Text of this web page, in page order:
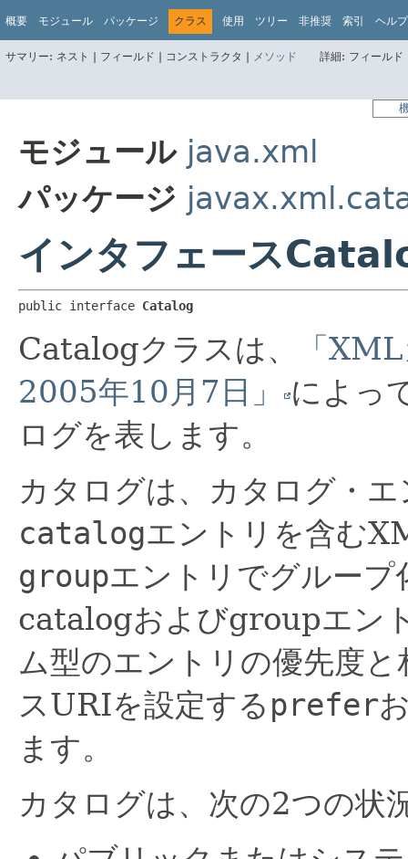
概要 モジュール パッケージ クラス 使用 ツリー 非推奨 索引 ヘルプ
サマリー: ネスト | フィールド | コンストラクタ | メソッド 詳細: フィール
モジュール java.xml
パッケージ
インタフェース
public interface Catalog
Catalogクラスは、
「
2005年10月7日」
によっ
ログを表します。
カタログは、カタログ・
catalogエントリを含む
groupエントリでグルー
catalogおよびgroupエン
ム型のエントリの優先度
スURIを設定する prefer
ます。
カタログは、次の2つの状